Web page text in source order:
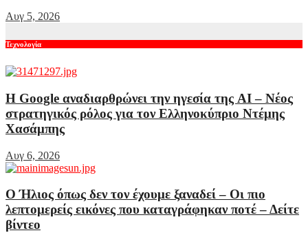
Αυγ 5, 2026
Τεχνολογία
Η Google αναδιαρθρώνει την ηγεσία της AI – Νέος
στρατηγικός ρόλος για τον Ελληνοκύπριο Ντέμης
Χασάμπης
Αυγ 6, 2026
Ο Ήλιος όπως δεν τον έχουμε ξαναδεί – Οι πιο
λεπτομερείς εικόνες που καταγράφηκαν ποτέ – Δείτε
βίντεο